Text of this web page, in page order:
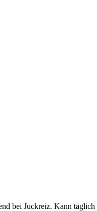
bei Juckreiz. Kann